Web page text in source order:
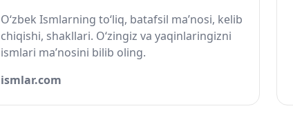
O‘zbek Ismlarning to‘liq, batafsil ma’nosi, kelib
chiqishi, shakllari. O‘zingiz va yaqinlaringizni
ismlari ma’nosini bilib oling.
ismlar.com